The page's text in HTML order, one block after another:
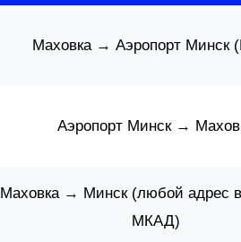
Маховка → Аэропорт Минск
Аэропорт Минск →
Маховка → Минск (любой адрес
МКАД)